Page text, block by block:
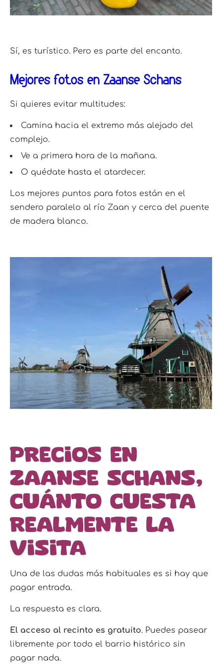
Sí, es turístico. Pero es parte del encanto.
Mejores fotos en Zaanse Schans
Si quieres evitar multitudes:
Camina hacia el extremo más alejado del
complejo.
Ve a primera hora de la mañana.
O quédate hasta el atardecer.
Los mejores puntos para fotos están en el
sendero paralelo al río Zaan y cerca del puente
de madera blanco.
Precios en
Zaanse Schans,
cuánto cuesta
realmente la
visita
Una de las dudas más habituales es si hay que
pagar entrada.
La respuesta es clara.
El acceso al recinto es gratuito. Puedes pasear
libremente por todo el barrio histórico sin
pagar nada.